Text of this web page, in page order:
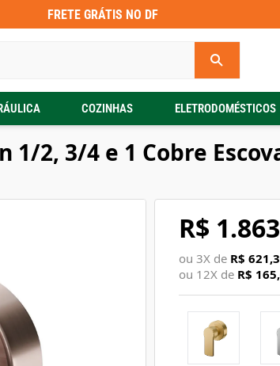
FRETE GRÁTIS NO DF
COZINHAS ELETRODOMÉSTICOS
2, 3/4 e 1 Cobre
R$
ou 3X de R$
ou 12X de R$